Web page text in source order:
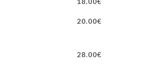
20.00€
28.00€